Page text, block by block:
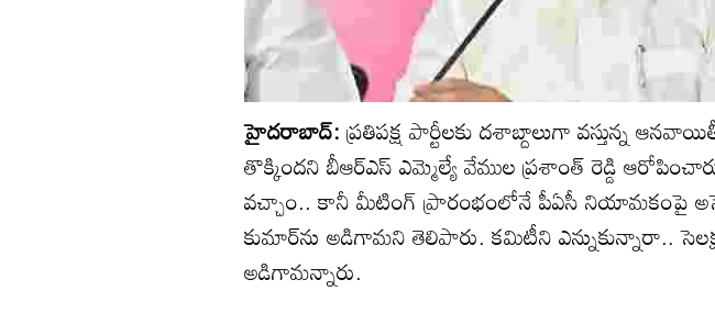
హైదరాబాద్:ప్రతిపక్ష పార్టీలకు దశాబ్దాలుగా వస్తున్న
తొక్కిందని బీఆర్ఎస్ ఎమ్మెల్యే వేముల ప్రశాంత్ రెడ్డి
వచ్చాం.. కానీ మీటింగ్ ప్రారంభంలోనే పీఏసీ నియామకంపై
కుమార్‌ను అడిగామని తెలిపారు. కమిటీని ఎన్నుకున్నారా..
అడిగామన్నారు.